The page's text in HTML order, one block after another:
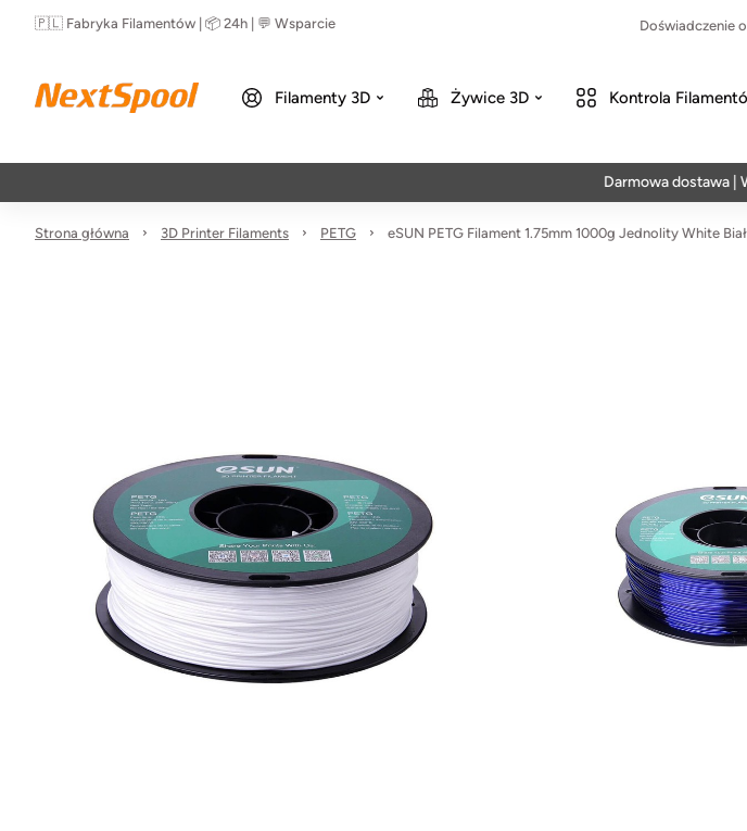
🇵🇱 Fabryka Filamentów | 📦 24h | 💬 Wsparcie Doświadczenie
Filamenty 3D Żywice 3D Kontrola
Darmowa dostawa |
Strona główna 3D Printer Filaments PETG eSUN PETG Filament 1.75mm 1000g Jednolity White